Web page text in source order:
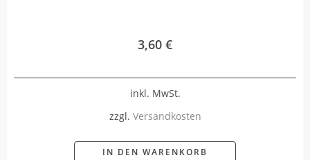
3,60 €
inkl. MwSt.
zzgl. Versandkosten
IN DEN WARENKORB